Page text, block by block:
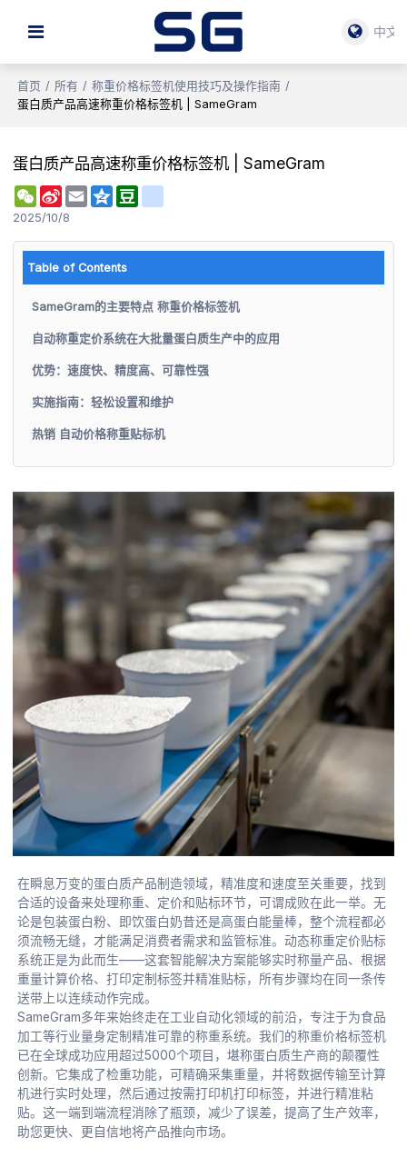
中文
首页 / 所有 / 称重价格标签机使用技巧及操作指南 /
蛋白质产品高速称重价格标签机 | SameGram
蛋白质产品高速称重价格标签机 | SameGram
WeChat
Sina
Weibo
Email Qzone
2025/10/8
Table of Contents
SameGram的主要特点 称重价格标签机
自动称重定价系统在大批量蛋白质生产中的应用
优势：速度快、精度高、可靠性强
实施指南：轻松设置和维护
热销 自动价格称重贴标机
在瞬息万变的蛋白质产品制造领域，精准度和速度至关重要，找到
合适的设备来处理称重、定价和贴标环节，可谓成败在此一举。无
论是包装蛋白粉、即饮蛋白奶昔还是高蛋白能量棒，整个流程都必
须流畅无缝，才能满足消费者需求和监管标准。动态称重定价贴标
系统正是为此而生——这套智能解决方案能够实时称量产品、根据
重量计算价格、打印定制标签并精准贴标，所有步骤均在同一条传
送带上以连续动作完成。
SameGram多年来始终走在工业自动化领域的前沿，专注于为食品
加工等行业量身定制精准可靠的称重系统。我们的称重价格标签机
已在全球成功应用超过5000个项目，堪称蛋白质生产商的颠覆性
创新。它集成了检重功能，可精确采集重量，并将数据传输至计算
机进行实时处理，然后通过按需打印机打印标签，并进行精准粘
贴。这一端到端流程消除了瓶颈，减少了误差，提高了生产效率，
助您更快、更自信地将产品推向市场。